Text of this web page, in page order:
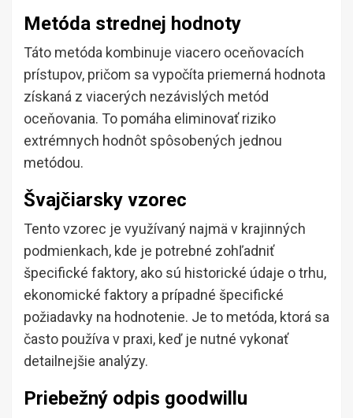
Metóda strednej hodnoty
Táto metóda kombinuje viacero oceňovacích
prístupov, pričom sa vypočíta priemerná hodnota
získaná z viacerých nezávislých metód
oceňovania. To pomáha eliminovať riziko
extrémnych hodnôt spôsobených jednou
metódou.
Švajčiarsky vzorec
Tento vzorec je využívaný najmä v krajinných
podmienkach, kde je potrebné zohľadniť
špecifické faktory, ako sú historické údaje o trhu,
ekonomické faktory a prípadné špecifické
požiadavky na hodnotenie. Je to metóda, ktorá sa
často používa v praxi, keď je nutné vykonať
detailnejšie analýzy.
Priebežný odpis goodwillu